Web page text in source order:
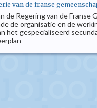
van de franse
de Regering van de Franse
de organisatie en de
het gespecialiseerd